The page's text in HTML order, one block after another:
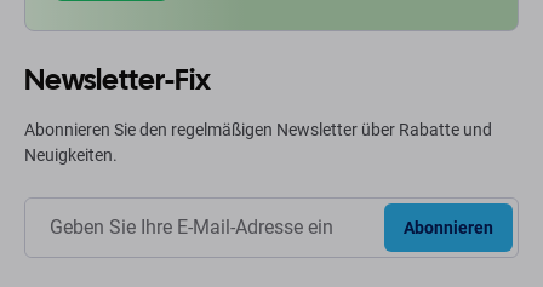
Newsletter-Fix
Abonnieren Sie den regelmäßigen Newsletter über Rabatte und
Neuigkeiten.
Abonnieren